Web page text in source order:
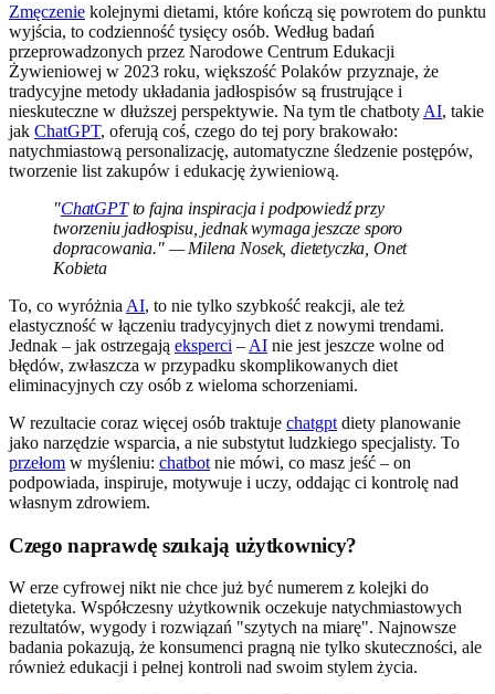
Zmęczenie kolejnymi dietami, które kończą się powrotem do punktu
wyjścia, to codzienność tysięcy osób. Według badań
przeprowadzonych przez Narodowe Centrum Edukacji
Żywieniowej w 2023 roku, większość Polaków przyznaje, że
tradycyjne metody układania jadłospisów są frustrujące i
nieskuteczne w dłuższej perspektywie. Na tym tle chatboty AI, takie
jak ChatGPT, oferują coś, czego do tej pory brakowało:
natychmiastową personalizację, automatyczne śledzenie postępów,
tworzenie list zakupów i edukację żywieniową.
"ChatGPTto fajna inspiracja i podpowiedź przy
tworzeniu jadłospisu, jednak wymaga jeszcze sporo
dopracowania." — Milena Nosek, dietetyczka, Onet
Kobieta
To, co wyróżnia AI, to nie tylko szybkość reakcji, ale też
elastyczność w łączeniu tradycyjnych diet z nowymi trendami.
Jednak – jak ostrzegają eksperci – AI nie jest jeszcze wolne od
błędów, zwłaszcza w przypadku skomplikowanych diet
eliminacyjnych czy osób z wieloma schorzeniami.
W rezultacie coraz więcej osób traktuje chatgpt diety planowanie
jako narzędzie wsparcia, a nie substytut ludzkiego specjalisty. To
przełom w myśleniu: chatbot nie mówi, co masz jeść – on
podpowiada, inspiruje, motywuje i uczy, oddając ci kontrolę nad
własnym zdrowiem.
Czego naprawdę szukają użytkownicy?
W erze cyfrowej nikt nie chce już być numerem z kolejki do
dietetyka. Współczesny użytkownik oczekuje natychmiastowych
rezultatów, wygody i rozwiązań "szytych na miarę". Najnowsze
badania pokazują, że konsumenci pragną nie tylko skuteczności, ale
również edukacji i pełnej kontroli nad swoim stylem życia.